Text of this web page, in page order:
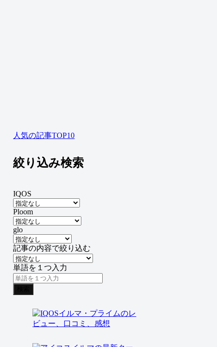
人気の記事TOP10
絞り込み検索
IQOS
Ploom
glo
記事の内容で絞り込む
単語を１つ入力